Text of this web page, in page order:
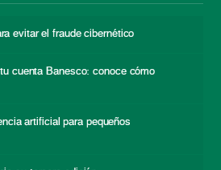
evitar el fraude cibernético
cuenta Banesco: conoce cómo
artificial para pequeños